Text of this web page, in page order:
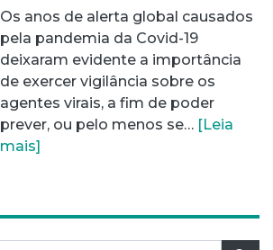
Os anos de alerta global causados
pela pandemia da Covid-19
deixaram evidente a importância
de exercer vigilância sobre os
agentes virais, a fim de poder
prever, ou pelo menos se… [Leia
mais]